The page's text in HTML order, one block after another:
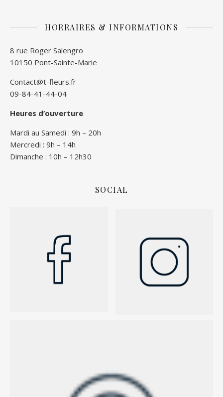
HORRAIRES & INFORMATIONS
8 rue Roger Salengro
10150 Pont-Sainte-Marie
Contact@t-fleurs.fr
09-84-41-44-04
Heures d’ouverture
Mardi au Samedi : 9h – 20h
Mercredi : 9h – 14h
Dimanche : 10h – 12h30
SOCIAL